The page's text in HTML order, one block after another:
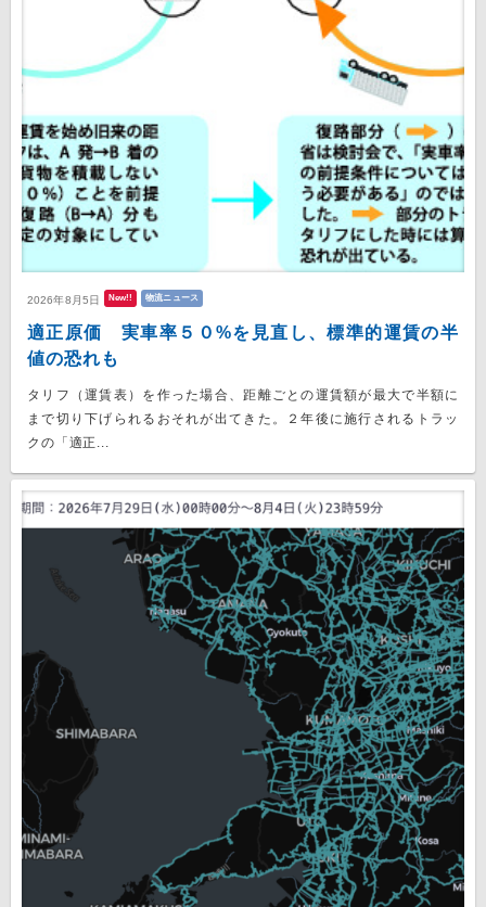
2026年8月5日 New!! 物流ニュース
適正原価 実車率５０%を見直し、標準的運賃の半
値の恐れも
タリフ（運賃表）を作った場合、距離ごとの運賃額が最大で半額に
まで切り下げられるおそれが出てきた。２年後に施行されるトラッ
クの「適正...